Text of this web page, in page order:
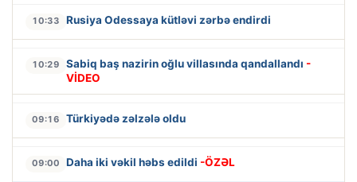
10:33 Rusiya Odessaya kütləvi zərbə endirdi
10:29 Sabiq baş nazirin oğlu villasında qandallandı -
VİDEO
09:16 Türkiyədə zəlzələ oldu
09:00 Daha iki vəkil həbs edildi -ÖZƏL